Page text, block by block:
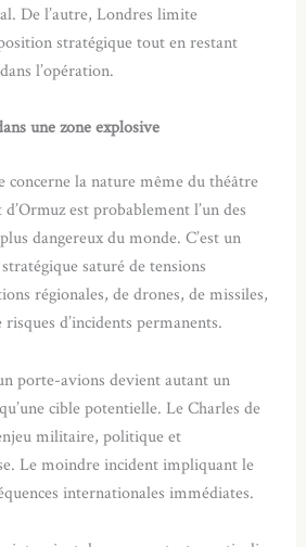
De l’autre, Londres limite
stratégique tout en restant
l’opération.
une zone explosive
concerne la nature même du théâtre
est probablement l’un des
dangereux du monde. C’est un
saturé de tensions
régionales, de drones, de missiles,
d’incidents permanents.
porte-avions devient autant un
cible potentielle. Le Charles de
militaire, politique et
Le moindre incident impliquant le
internationales immédiates.